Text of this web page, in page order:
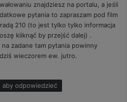
z
e
:
znajdziesz na portalu, a jeśli
pytania to zapraszam pod film
210 (to jest tylko tylko informacja
kliknąć by przejść dalej) .
zadane tam pytania powinny
wieczorem ew. jutro.
aby odpowiedzieć